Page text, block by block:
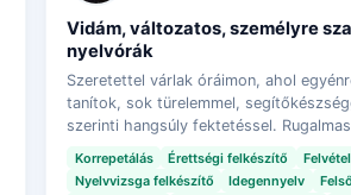
Vidám, változatos, személyre
nyelvórák
Szeretettel várlak óráimon, ahol
tanítok, sok türelemmel,
szerinti hangsúly fektetéssel.
időbeosztással dolgozok, akár éjszaka
Korrepetálás Érettségi felkészítő
Nyelvvizsga felkészítő
Idegennyelv